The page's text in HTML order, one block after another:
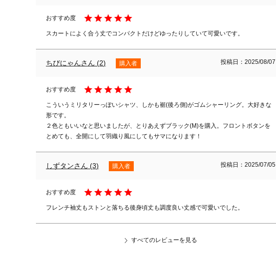
スカートによく合う丈でコンパクトだけどゆったりしていて可愛いです。
ちびにゃん 2 購入者 投稿日 2025/08/07
こういうミリタリーっぽいシャツ、しかも裾(後ろ側)がゴムシャーリング。大好きな
形です。
２色ともいいなと思いましたが、とりあえずブラック(М)を購入。フロントボタンを
とめても、全開にして羽織り風にしてもサマになります！
しずタン 3 購入者 投稿日 2025/07/05
フレンチ袖丈もストンと落ちる後身頃丈も調度良い丈感で可愛いでした。
すべてのレビューを見る